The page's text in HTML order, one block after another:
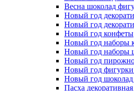
Весна шоколад
Новый год
Новый год
Новый год конфеты
Новый год наборы
Новый год наборы
Новый год
Новый год
Новый год
Пасха